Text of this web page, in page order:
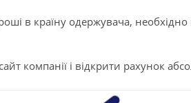
в країну одержувача,
компанії і відкрити рахунок